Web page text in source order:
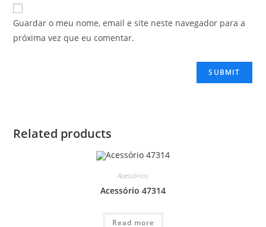
Guardar o meu nome, email e site neste navegador para a
próxima vez que eu comentar.
Related products
Acessórios
Acessório 47314
Read more